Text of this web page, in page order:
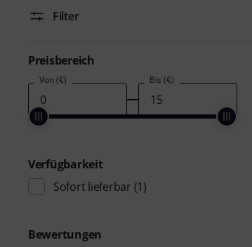
Filter
Preisbereich
Von (€) Bis (€)
Verfügbarkeit
Sofort lieferbar (1)
Bewertungen